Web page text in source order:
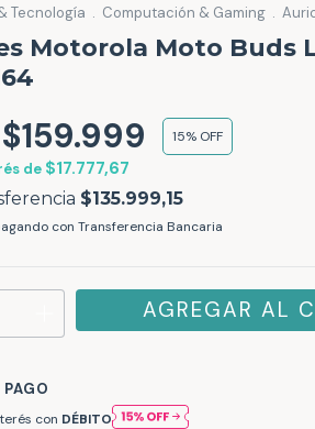
Tecnología . Computación & Gaming .
Motorola Moto Buds
$159.999 15% OFF
de $17.777,67
$135.999,15
con Transferencia Bancaria
con DÉBITO